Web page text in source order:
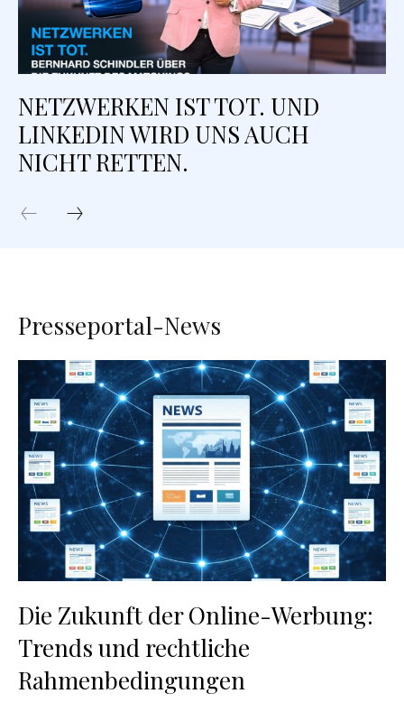
NETZWERKEN IST TOT. UND
LINKEDIN WIRD UNS AUCH
NICHT RETTEN.
Presseportal-News
Die Zukunft der Online-Werbung:
Trends und rechtliche
Rahmenbedingungen